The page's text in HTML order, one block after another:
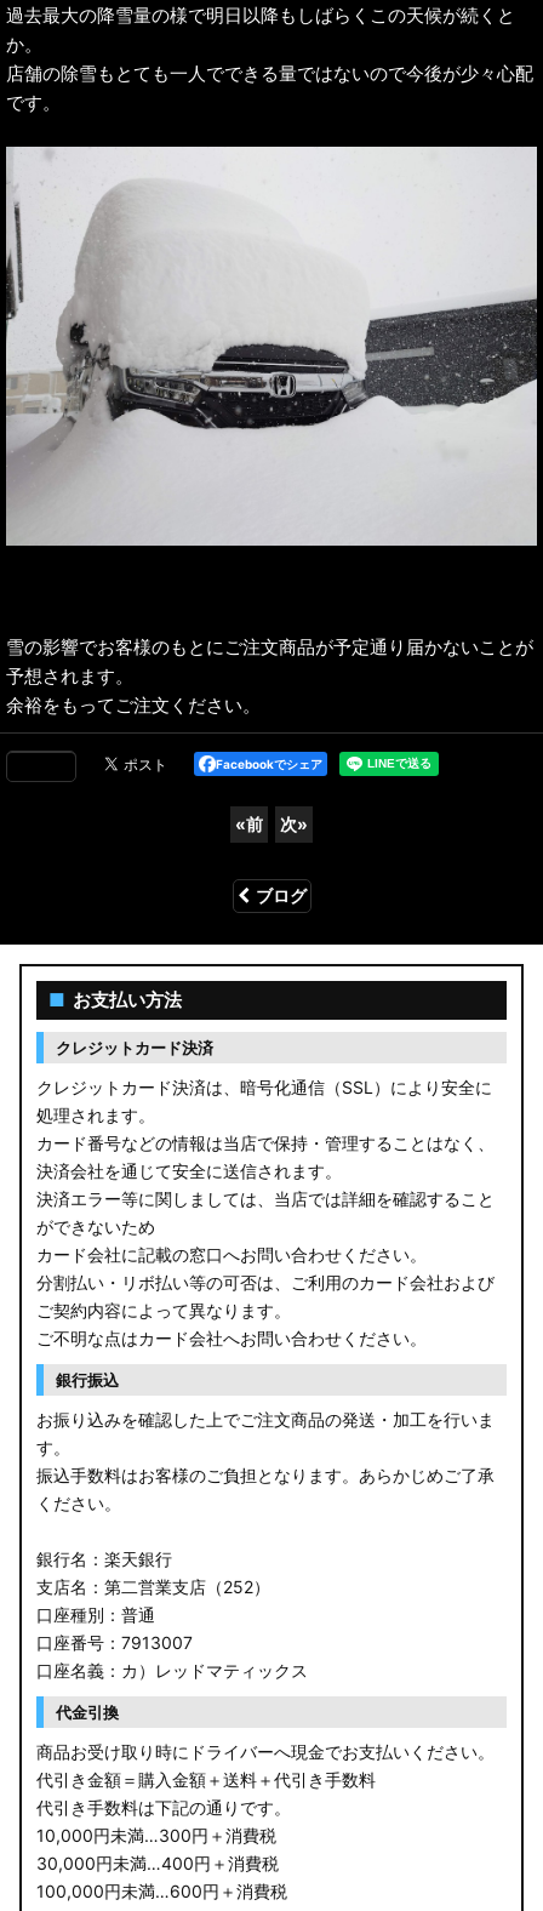
過去最大の降雪量の様で明日以降もしばらくこの天候が続くと
か。
店舗の除雪もとても一人でできる量ではないので今後が少々心配
です。
雪の影響でお客様のもとにご注文商品が予定通り届かないことが
予想されます。
余裕をもってご注文ください。
Facebookでシェア
«前 次»
ブログ
■ お支払い方法
クレジットカード決済
クレジットカード決済は、暗号化通信（SSL）により安全に
処理されます。
カード番号などの情報は当店で保持・管理することはなく、
決済会社を通じて安全に送信されます。
決済エラー等に関しましては、当店では詳細を確認すること
ができないため
カード会社に記載の窓口へお問い合わせください。
分割払い・リボ払い等の可否は、ご利用のカード会社および
ご契約内容によって異なります。
ご不明な点はカード会社へお問い合わせください。
銀行振込
お振り込みを確認した上でご注文商品の発送・加工を行いま
す。
振込手数料はお客様のご負担となります。あらかじめご了承
ください。
銀行名：楽天銀行
支店名：第二営業支店（252）
口座種別：普通
口座番号：7913007
口座名義：カ）レッドマティックス
代金引換
商品お受け取り時にドライバーへ現金でお支払いください。
代引き金額＝購入金額＋送料＋代引き手数料
代引き手数料は下記の通りです。
10,000円未満…300円＋消費税
30,000円未満…400円＋消費税
100,000円未満…600円＋消費税